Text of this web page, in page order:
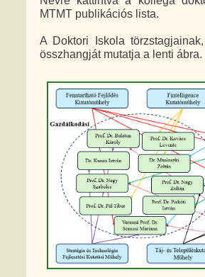
MTMT publikációs lista.
A Doktori Iskola
összhangját mutatja a lenti ábra.